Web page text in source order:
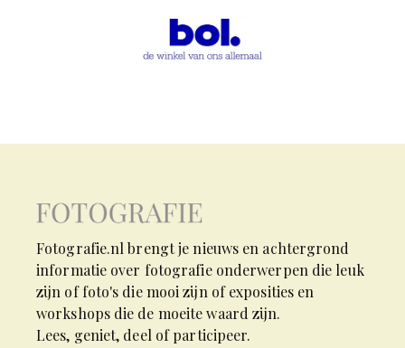
Fotografie.nl brengt je nieuws en achtergrond
informatie over fotografie onderwerpen die leuk
zijn of foto's die mooi zijn of exposities en
workshops die de moeite waard zijn.
Lees, geniet, deel of participeer.